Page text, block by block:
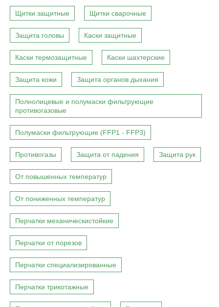
Щитки защитные Щитки сварочные
Защита головы Каски защитные
Каски термозащитные Каски шахтерские
Защита кожи Защита органов дыхания
Полнолицевые и полумаски фильтрующие
противогазовые
Полумаски фильтрующие (FFP1 - FFP3)
Противогазы Защита от падения Защита рук
От повышенных температур
От пониженных температур
Перчатки механическистойкие
Перчатки от порезов
Перчатки специализированные
Перчатки трикотажные